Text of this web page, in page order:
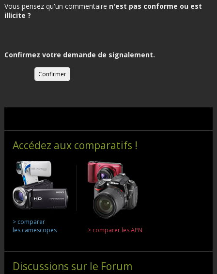
Vous pensez qu'un commentaire n'est pas conforme ou est
illicite ?
Confirmez votre demande de signalement.
Accédez aux comparatifs !
> comparer
les camescopes
> comparer les APN
Discussions sur le Forum